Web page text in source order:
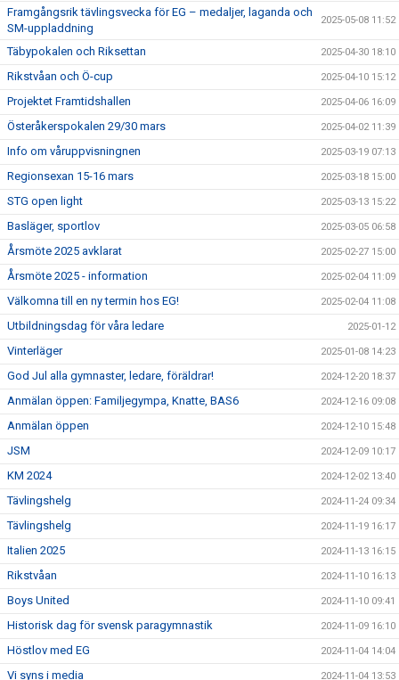
Framgångsrik tävlingsvecka för EG – medaljer, laganda och
SM-uppladdning
2025-05-08 11:52
Täbypokalen och Riksettan 2025-04-30 18:10
Rikstvåan och Ö-cup 2025-04-10 15:12
Projektet Framtidshallen 2025-04-06 16:09
Österåkerspokalen 29/30 mars 2025-04-02 11:39
Info om våruppvisningnen 2025-03-19 07:13
Regionsexan 15-16 mars 2025-03-18 15:00
STG open light 2025-03-13 15:22
Basläger, sportlov 2025-03-05 06:58
Årsmöte 2025 avklarat 2025-02-27 15:00
Årsmöte 2025 - information 2025-02-04 11:09
Välkomna till en ny termin hos EG! 2025-02-04 11:08
Utbildningsdag för våra ledare 2025-01-12
Vinterläger 2025-01-08 14:23
God Jul alla gymnaster, ledare, föräldrar! 2024-12-20 18:37
Anmälan öppen: Familjegympa, Knatte, BAS6 2024-12-16 09:08
Anmälan öppen 2024-12-10 15:48
JSM 2024-12-09 10:17
KM 2024 2024-12-02 13:40
Tävlingshelg 2024-11-24 09:34
Tävlingshelg 2024-11-19 16:17
Italien 2025 2024-11-13 16:15
Rikstvåan 2024-11-10 16:13
Boys United 2024-11-10 09:41
Historisk dag för svensk paragymnastik 2024-11-09 16:10
Höstlov med EG 2024-11-04 14:04
Vi syns i media 2024-11-04 13:53